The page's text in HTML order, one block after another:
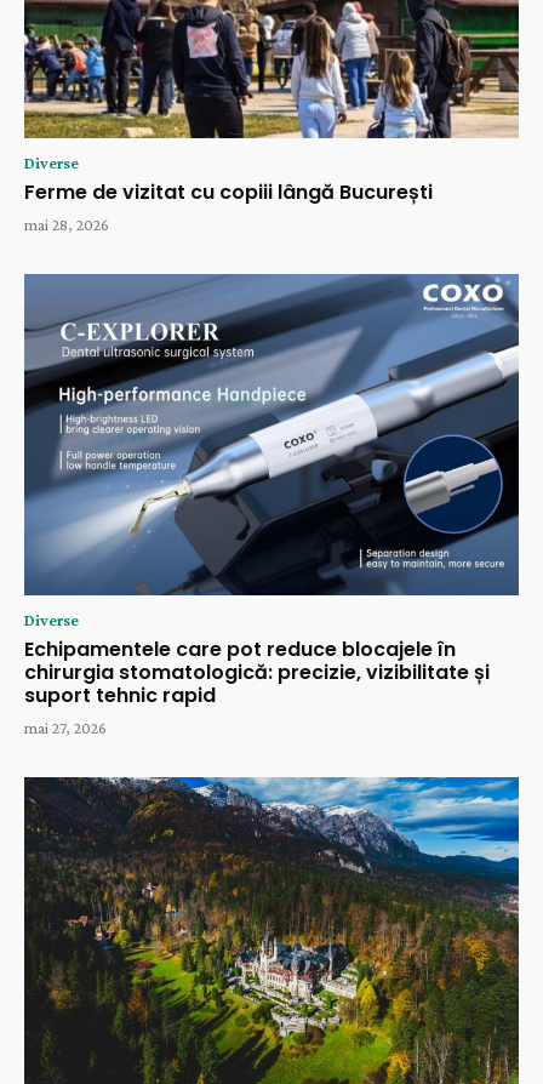
Diverse
Ferme de vizitat cu copiii lângă București
mai 28, 2026
Diverse
Echipamentele care pot reduce blocajele în
chirurgia stomatologică: precizie, vizibilitate și
suport tehnic rapid
mai 27, 2026